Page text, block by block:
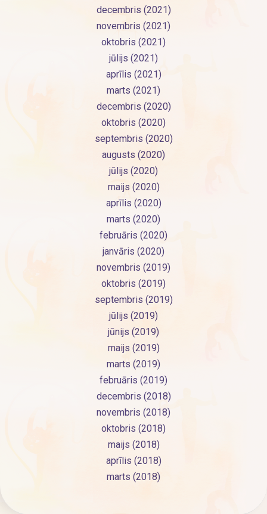
decembris (2021)
novembris (2021)
oktobris (2021)
jūlijs (2021)
aprīlis (2021)
marts (2021)
decembris (2020)
oktobris (2020)
septembris (2020)
augusts (2020)
jūlijs (2020)
maijs (2020)
aprīlis (2020)
marts (2020)
februāris (2020)
janvāris (2020)
novembris (2019)
oktobris (2019)
septembris (2019)
jūlijs (2019)
jūnijs (2019)
maijs (2019)
marts (2019)
februāris (2019)
decembris (2018)
novembris (2018)
oktobris (2018)
maijs (2018)
aprīlis (2018)
marts (2018)